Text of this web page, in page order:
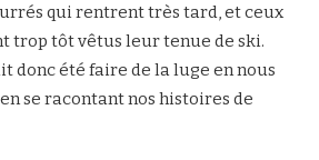
qui rentrent très tard, et ceux
trop tôt vêtus leur tenue de ski.
donc été faire de la luge en nous
se racontant nos histoires de